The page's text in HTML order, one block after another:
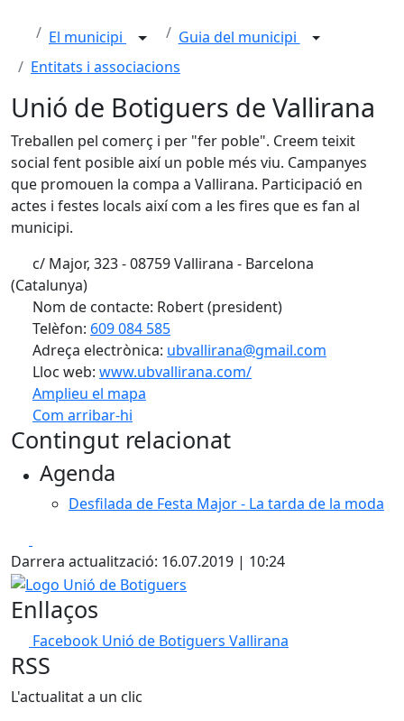
El municipi
Guia del municipi
Entitats i associacions
Unió de Botiguers de Vallirana
Treballen pel comerç i per "fer poble". Creem teixit
social fent posible així un poble més viu. Campanyes
que promouen la compa a Vallirana. Participació en
actes i festes locals així com a les fires que es fan al
municipi.
c/ Major, 323 - 08759 Vallirana - Barcelona
(Catalunya)
Nom de contacte: Robert (president)
Telèfon: 609 084 585
Adreça electrònica: ubvallirana@gmail.com
Lloc web: www.ubvallirana.com/
Amplieu el mapa
Com arribar-hi
+
−
Contingut relacionat
Agenda
Desfilada de Festa Major - La tarda de la moda
Darrera actualització: 16.07.2019 | 10:24
Logo Unió de Botiguers
Enllaços
Facebook Unió de Botiguers Vallirana
RSS
L'actualitat a un clic